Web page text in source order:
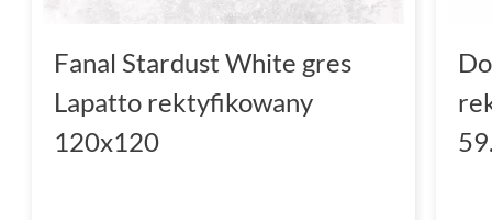
Fanal Stardust White gres
Lapatto rektyfikowany
120x120